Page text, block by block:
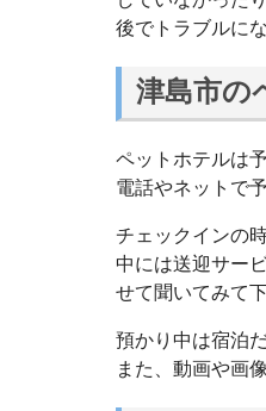
後でトラブルに
津島市の
ペットホテルは
電話やネットで
チェックインの
中には送迎サー
せて聞いてみて下
預かり中は宿泊
また、動画や画